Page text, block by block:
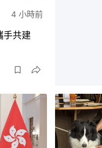
4 小時前
手共建